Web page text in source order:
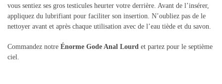
vous sentiez ses gros testicules heurter votre derrière. Avant de l’insérer,
appliquez du lubrifiant pour faciliter son insertion. N’oubliez pas de le
nettoyer avant et après chaque utilisation avec de l’eau tiède et du savon.
Commandez notre Énorme Gode Anal Lourd et partez pour le septième
ciel.